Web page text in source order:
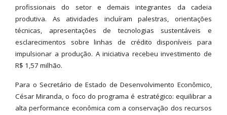
profissionais do setor e demais integrantes da cadeia
produtiva. As atividades incluíram palestras, orientações
técnicas, apresentações de tecnologias sustentáveis e
esclarecimentos sobre linhas de crédito disponíveis para
impulsionar a produção. A iniciativa recebeu investimento de
R$ 1,57 milhão.
Para o Secretário de Estado de Desenvolvimento Econômico,
César Miranda, o foco do programa é estratégico: equilibrar a
alta performance econômica com a conservação dos recursos